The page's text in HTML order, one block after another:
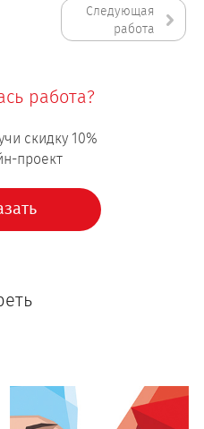
Следующая
работа
работа?
скидку 10%
проект